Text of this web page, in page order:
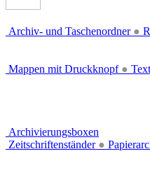
Archiv- und Taschenordner ●
Mappen mit Druckknopf ●
Archivierungsboxen
Zeitschriftenständer ●